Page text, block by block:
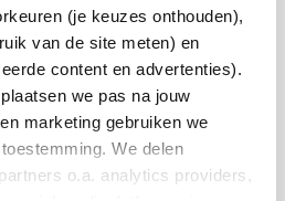
(je keuzes onthouden),
van de site meten) en
content en advertenties).
we pas na jouw
marketing gebruiken we
We delen
o.a. analytics providers,
DAop: